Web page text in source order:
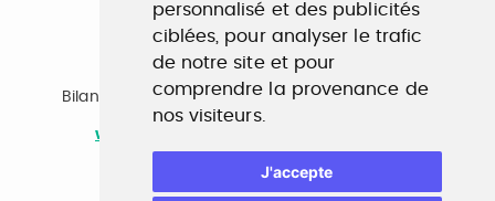
personnalisé et des publicités
ciblées, pour analyser le trafic
de notre site et pour
comprendre la provenance de
nos visiteurs.
J'accepte
www.profilculture-formation.com
Accompagnement professionnel
Bilan de compétences, coaching, techniques de
recherche d'emploi, entretien conseil.
www.profilculture-competences.com